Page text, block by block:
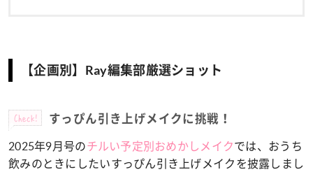
【企画別】Ray編集部厳選ショット
Check! すっぴん引き上げメイクに挑戦！
2025年9月号のチルい予定別おめかしメイクでは、おうち
飲みのときにしたいすっぴん引き上げメイクを披露しまし